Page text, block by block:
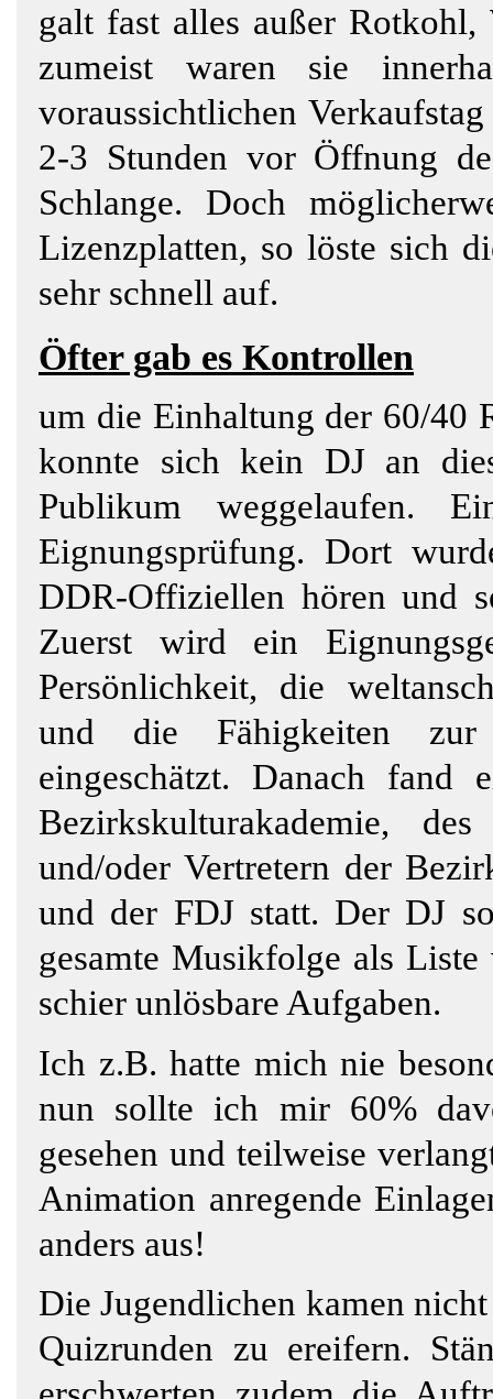
galt fast alles außer
zumeist waren sie
voraussichtlichen
2-3 Stunden vor Öffnung
Schlange. Doch
Lizenzplatten, so löste sich
sehr schnell auf.
Öfter gab es Kontrollen
um die Einhaltung der 60/40
konnte sich kein DJ an
Publikum weggelaufen.
Eignungsprüfung. Dort
DDR-Offiziellen hören und
Zuerst wird ein
Persönlichkeit, die
und die Fähigkeiten zur
eingeschätzt. Danach fand
Bezirkskulturakademie,
und/oder Vertretern der
und der FDJ statt. Der DJ
gesamte Musikfolge als
schier unlösbare Aufgaben.
Ich z.B. hatte mich nie
nun sollte ich mir 60%
gesehen und teilweise
Animation anregende
anders aus!
Die Jugendlichen kamen
Quizrunden zu ereifern.